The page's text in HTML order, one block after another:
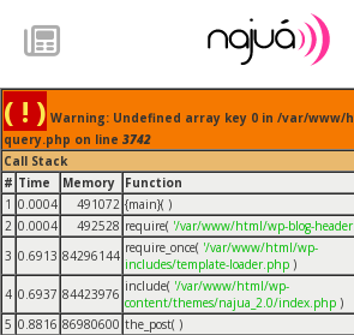
( ! ) Warning: Undefined array key 0 in /var/
query.php on line 3742
Call Stack
# Time Memory Function
1 0.0004 491072 {main}( )
2 0.0004 492528 require( '/var/www/html/wp-blog-
3 0.6913 84296144 require_once( '/var/www/html/wp-
includes/template-loader.php )
4 0.6937 84423976 include( '/var/www/html/wp-
content/themes/najua_2.0/index.php )
5 0.8816 86980600 the_post( )